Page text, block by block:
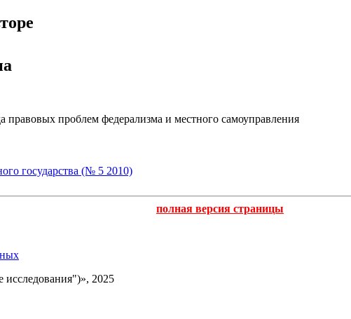
правовых проблем федерализма и местного самоуправления
государства (№ 5 2010)
полная версия страницы
2025